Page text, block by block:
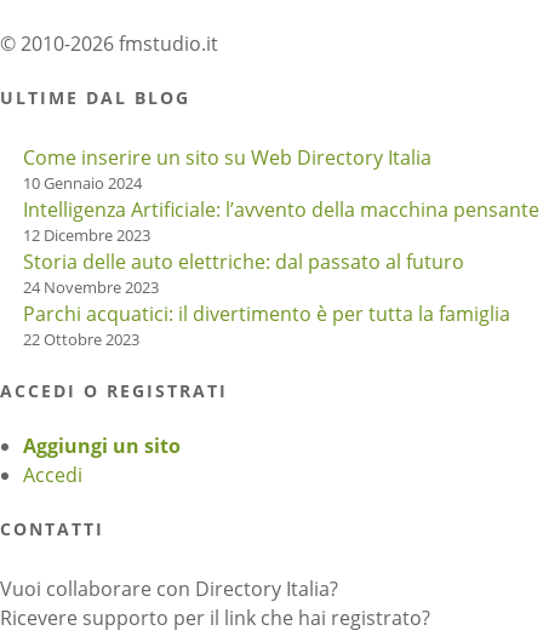
© 2010-2026 fmstudio.it
ULTIME DAL BLOG
Come inserire un sito su Web Directory Italia
10 Gennaio 2024
Intelligenza Artificiale: l’avvento della macchina pensante
12 Dicembre 2023
Storia delle auto elettriche: dal passato al futuro
24 Novembre 2023
Parchi acquatici: il divertimento è per tutta la famiglia
22 Ottobre 2023
ACCEDI O REGISTRATI
Aggiungi un sito
Accedi
CONTATTI
Vuoi collaborare con Directory Italia?
Ricevere supporto per il link che hai registrato?